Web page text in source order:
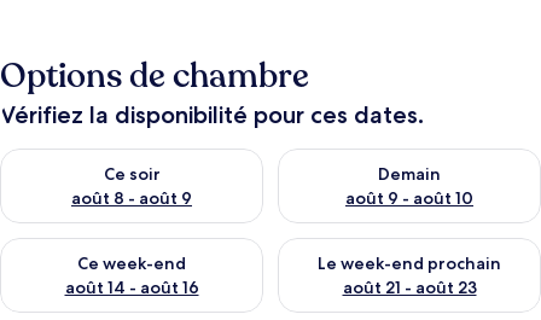
Options de chambre
Vérifiez la disponibilité pour ces dates.
Ce soir
août 8 - août 9
Vérifier la disponibilité pour ce soir août 8 - août 9
Demain
août 9 - août 10
Vérifier la disponibilité pour
Ce week-end
août 14 - août 16
Vérifier la disponibilité pour ce week-end août 14 - août 16
Le week-end prochain
août 21 - août 23
Vérifier la disponibilité pour